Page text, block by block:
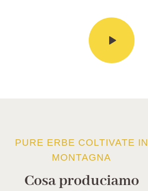
PURE ERBE COLTIVATE IN
MONTAGNA
Cosa produciamo